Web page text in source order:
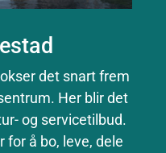
det snart frem
Her blir det
og servicetilbud.
for å bo, leve, dele